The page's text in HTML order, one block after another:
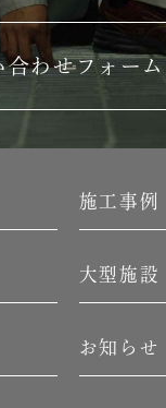
合わせフォーム
施工事例
大型施設
お知らせ